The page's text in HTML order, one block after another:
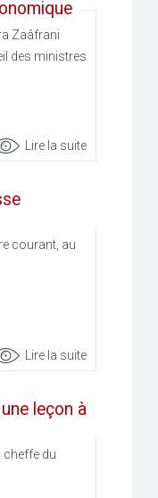
Zaâfrani
des ministres
Lire la suite
courant, au
Lire la suite
leçon à
cheffe du